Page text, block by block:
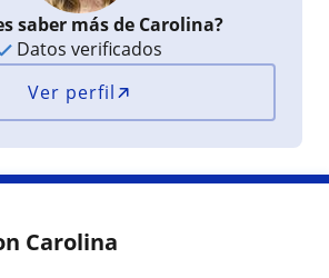
saber más de Carolina?
Datos verificados
Ver perfil
Carolina